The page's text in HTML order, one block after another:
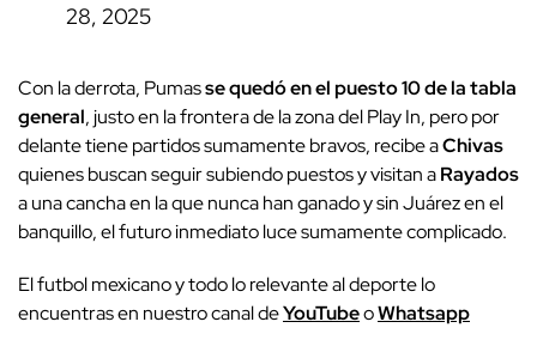
28, 2025
Con la derrota, Pumasse quedó en el puesto 10 de la tabla
general, justo en la frontera de la zona del Play In, pero por
delante tiene partidos sumamente bravos, recibe aChivas
quienes buscan seguir subiendo puestos y visitan aRayados
a una cancha en la que nunca han ganado y sin Juárez en el
banquillo, el futuro inmediato luce sumamente complicado.
El futbol mexicano y todo lo relevante al deporte lo
encuentras en nuestro canal deYouTubeoWhatsapp